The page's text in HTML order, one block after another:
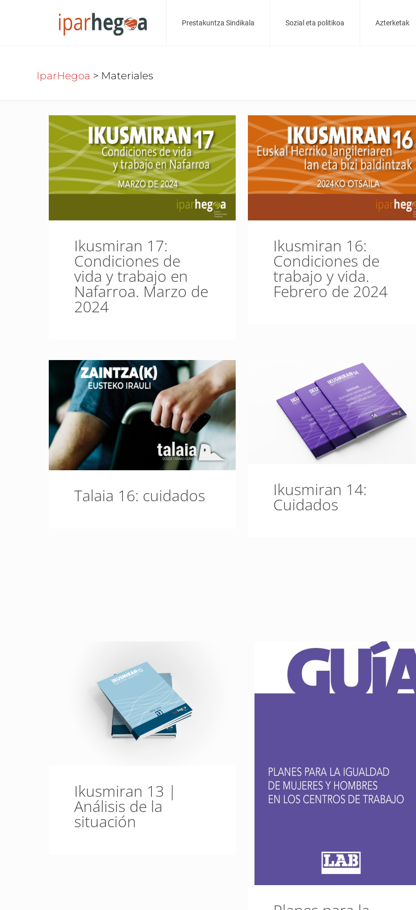
Prestakuntza Sindikala Sozial eta politikoa Azterketak
IparHegoa > Materiales
Ikusmiran 17:
Condiciones de
vida y trabajo en
Nafarroa. Marzo de
2024
Ikusmiran 16:
Condiciones de
trabajo y vida.
Febrero de 2024
Talaia 16: cuidados Ikusmiran 14:
Cuidados
Ikusmiran 13 |
Análisis de la
situación